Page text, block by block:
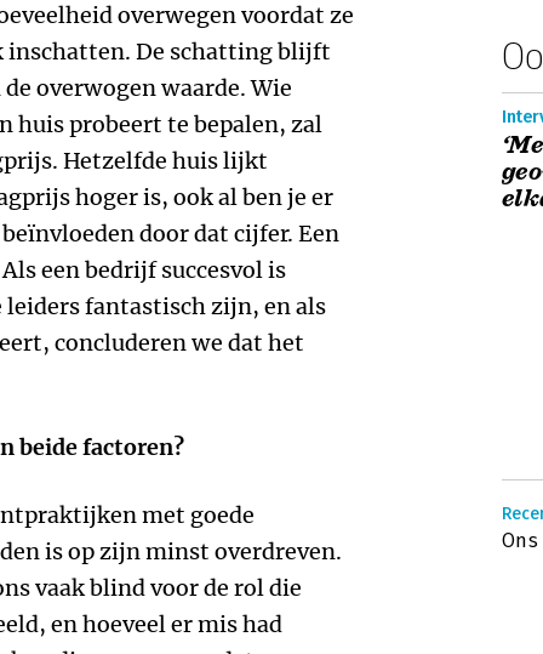
overwegen voordat ze
inschatten. De schatting blijft
overwogen waarde. Wie
huis probeert te bepalen, zal
Hetzelfde huis lijkt
hoger is, ook al ben je er
door dat cijfer. Een
een bedrijf succesvol is
leiders fantastisch zijn, en als
concluderen we dat het
beide factoren?
met goede
is op zijn minst overdreven.
vaak blind voor de rol die
en hoeveel er mis had